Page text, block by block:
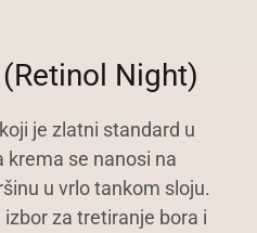
Night)
je zlatni standard u
krema se nanosi na
u vrlo tankom sloju.
izbor za tretiranje bora i